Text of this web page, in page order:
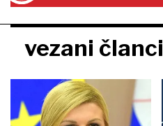
vezani članci